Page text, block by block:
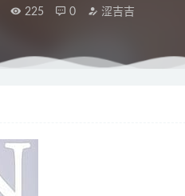
225 0 涩吉吉
06-26